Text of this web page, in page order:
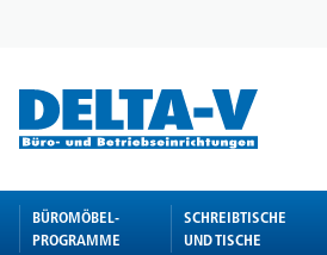
BÜROMÖBEL-
PROGRAMME
SCHREIBTISCHE
UND TISCHE